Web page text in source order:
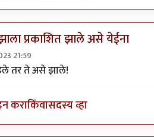
प्रकाशित झाले असे येईना
21:59
तर ते असे झाले!
कराकिंवासदस्य व्हा